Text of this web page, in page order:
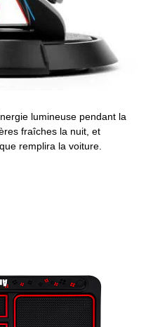
lumineuse pendant la
fraîches la nuit, et
remplira la voiture.